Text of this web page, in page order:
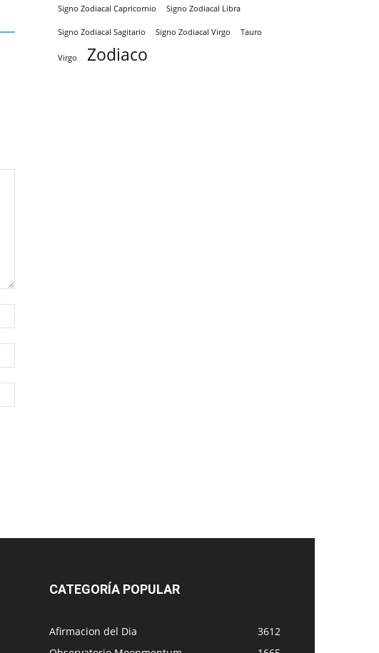
Signo Zodiacal Capricornio Signo Zodiacal Libra
Signo Zodiacal Sagitario Signo Zodiacal Virgo Tauro
Virgo Zodiaco
CATEGORÍA POPULAR
Afirmacion del Dia
3612